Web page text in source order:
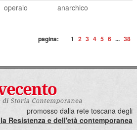
operaio anarchico
pagina: 1 2 3 4 5 6 ... 38
promosso dalla rete toscana degli
Resistenza e dell'età contemporanea